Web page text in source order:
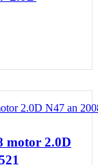
motor 2.0D